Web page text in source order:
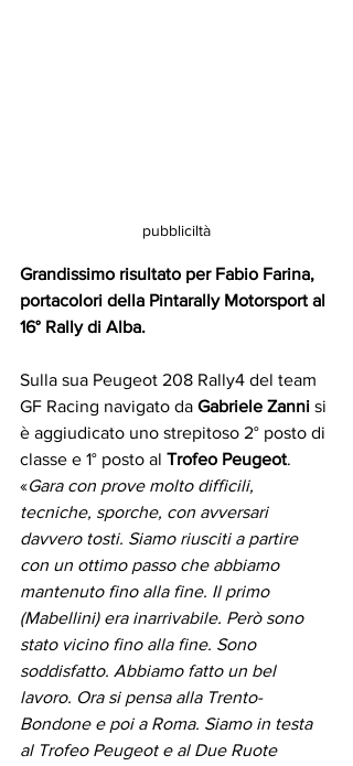
pubbliciltà
Grandissimo risultato per Fabio Farina,
portacolori della Pintarally Motorsport al
16° Rally di Alba.
Sulla sua Peugeot 208 Rally4 del team
GF Racing navigato da Gabriele Zanni si
è aggiudicato uno strepitoso 2° posto di
classe e 1° posto al Trofeo Peugeot.
«Gara con prove molto difficili,
tecniche, sporche, con avversari
davvero tosti. Siamo riusciti a partire
con un ottimo passo che abbiamo
mantenuto fino alla fine. Il primo
(Mabellini) era inarrivabile. Però sono
stato vicino fino alla fine. Sono
soddisfatto. Abbiamo fatto un bel
lavoro. Ora si pensa alla Trento-
Bondone e poi a Roma. Siamo in testa
al Trofeo Peugeot e al Due Ruote